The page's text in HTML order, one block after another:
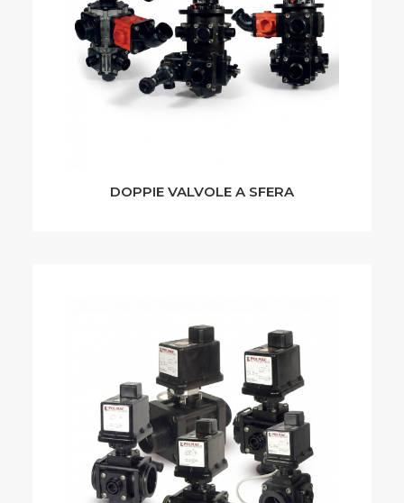
DOPPIE VALVOLE A SFERA